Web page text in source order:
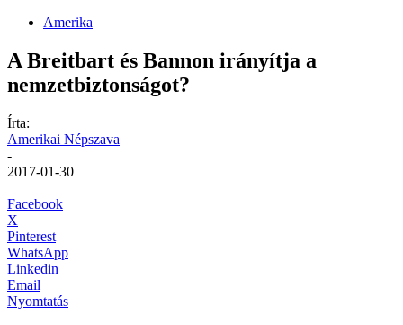
Amerika
A Breitbart és Bannon irányítja a
nemzetbiztonságot?
Írta:
Amerikai Népszava
-
2017-01-30
Facebook
X
Pinterest
WhatsApp
Linkedin
Email
Nyomtatás